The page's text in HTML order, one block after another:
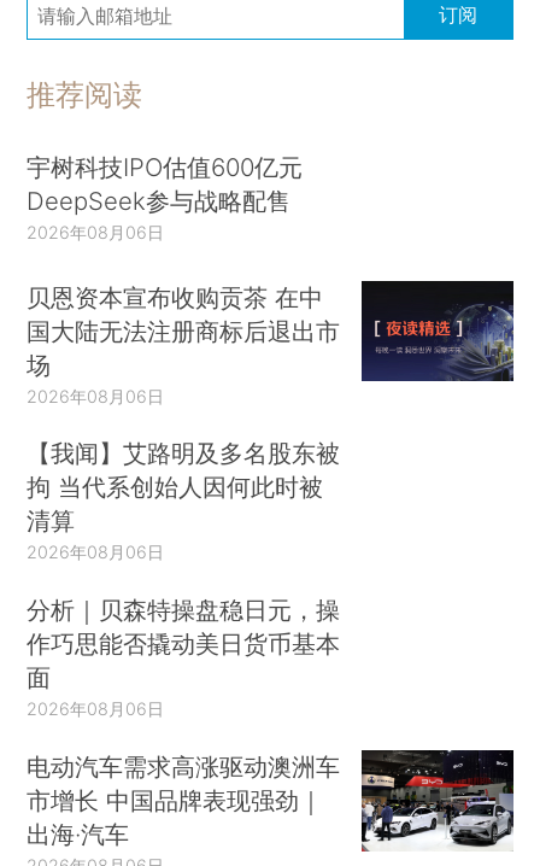
订阅
推荐阅读
宇树科技IPO估值600亿元
DeepSeek参与战略配售
2026年08月06日
贝恩资本宣布收购贡茶 在中
国大陆无法注册商标后退出市
场
2026年08月06日
【我闻】艾路明及多名股东被
拘 当代系创始人因何此时被
清算
2026年08月06日
分析｜贝森特操盘稳日元，操
作巧思能否撬动美日货币基本
面
2026年08月06日
电动汽车需求高涨驱动澳洲车
市增长 中国品牌表现强劲｜
出海·汽车